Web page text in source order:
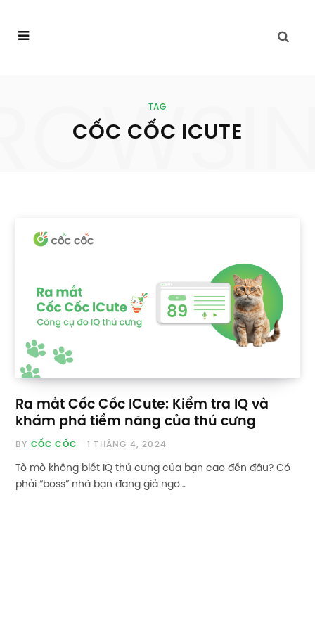
TAG
CỐC CỐC ICUTE
Ra mắt Cốc Cốc ICute: Kiểm tra IQ và
khám phá tiềm năng của thú cưng
BY CỐC CỐC 1 THÁNG 4, 2024
Tò mò không biết IQ thú cưng của bạn cao đến đâu? Có
phải “boss” nhà bạn đang giả ngơ…